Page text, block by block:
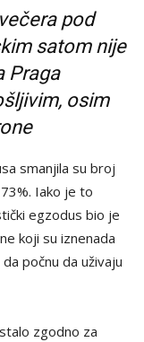
pod
satom nije
Praga
osim
smanjila su broj
Iako je to
egzodus bio je
koji su iznenada
počnu da uživaju
zgodno za